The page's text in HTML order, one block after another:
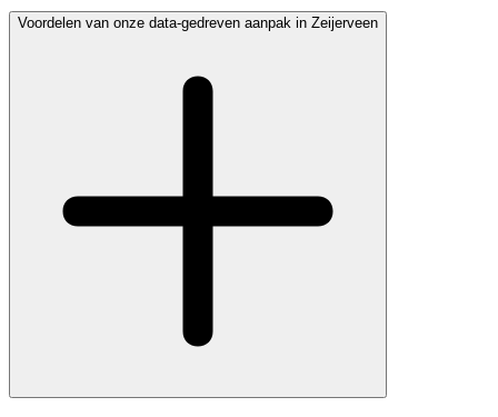
Voordelen van onze data-gedreven aanpak in Zeijerveen